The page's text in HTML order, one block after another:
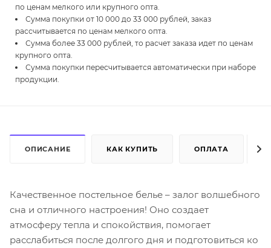
по ценам мелкого или крупного опта.
Сумма покупки от 10 000 до 33 000 рублей, заказ
рассчитывается по ценам мелкого опта.
Сумма более 33 000 рублей, то расчет заказа идет по ценам
крупного опта.
Сумма покупки пересчитывается автоматически при наборе
продукции.
ОПИСАНИЕ КАК КУПИТЬ ОПЛАТА
Качественное постельное белье – залог волшебного
сна и отличного настроения! Оно создает
атмосферу тепла и спокойствия, помогает
расслабиться после долгого дня и подготовиться ко